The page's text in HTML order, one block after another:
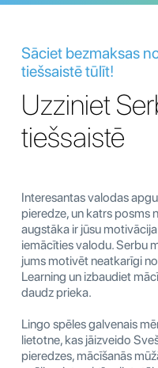
Sāciet bezmaksas
tiešsaistē tūlīt!
Uzziniet
tiešsaistē
Interesantas valodas
pieredze, un katrs posms
augstāka ir jūsu
iemācīties valodu. Serbu
jums motivēt neatkarīgi
Learning un izbaudiet
daudz prieka.
Lingo spēles galvenais
lietotne, kas jāizveido
pieredzes, mācīšanās